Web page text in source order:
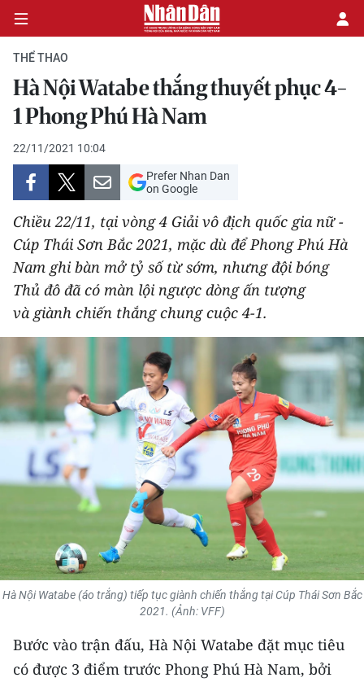
CHÍNH TRỊ
KINH TẾ
VĂN HÓA
XÃ HỘI
PHÁP LUẬT
DU LỊCH
THẾ GIỚI
THỂ THAO
GIÁO DỤC
Y TẾ
KHOA HỌC - CÔNG NGHỆ
MÔI TRƯỜNG
BẠN ĐỌC
KIỂM CHỨNG THÔNG TIN
TRI THỨC CHUYÊN SÂU
THỂ THAO
Hà Nội Watabe thắng thuyết phục 4-
1 Phong Phú Hà Nam
22/11/2021 10:04
Prefer Nhan Dan
on Google
Chiều 22/11, tại vòng 4 Giải vô địch quốc gia nữ -
Cúp Thái Sơn Bắc 2021, mặc dù để Phong Phú Hà
Nam ghi bàn mở tỷ số từ sớm, nhưng đội bóng
Thủ đô đã có màn lội ngược dòng ấn tượng
và giành chiến thắng chung cuộc 4-1.
Hà Nội Watabe (áo trắng) tiếp tục giành chiến thắng tại Cúp Thái Sơn Bắc
2021. (Ảnh: VFF)
Bước vào trận đấu, Hà Nội Watabe đặt mục tiêu
có được 3 điểm trước Phong Phú Hà Nam, bởi